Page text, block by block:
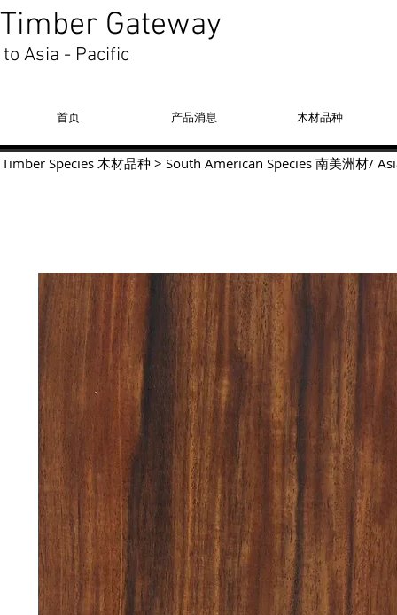
Timber Gateway
to Asia - Pacific
首页 产品消息 木材品种
Timber Species 木材品种 > South American Species 南美洲材/